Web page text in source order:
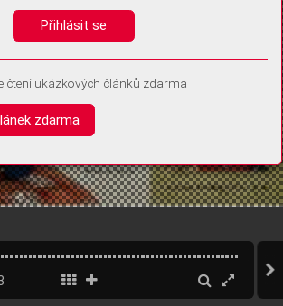
Přihlásit se
čtení ukázkových článků zdarma
zdarma